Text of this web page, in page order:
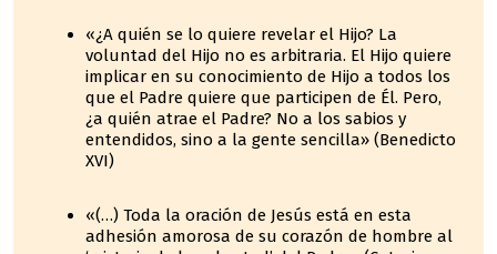
«¿A quién se lo quiere revelar el Hijo? La
voluntad del Hijo no es arbitraria. El Hijo quiere
implicar en su conocimiento de Hijo a todos los
que el Padre quiere que participen de Él. Pero,
¿a quién atrae el Padre? No a los sabios y
entendidos, sino a la gente sencilla» (Benedicto
XVI)
«(…) Toda la oración de Jesús está en esta
adhesión amorosa de su corazón de hombre al